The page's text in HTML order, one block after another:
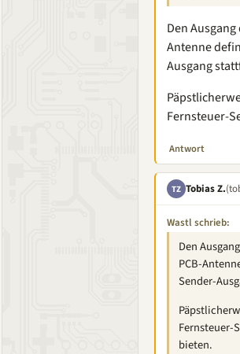
Den
Antenne
Ausgang
Fernsteuer-
Antwort
TZ Tobias Z.
Wastl schrieb:
Den
PCB-
Sender-
Fernsteuer-
bieten.